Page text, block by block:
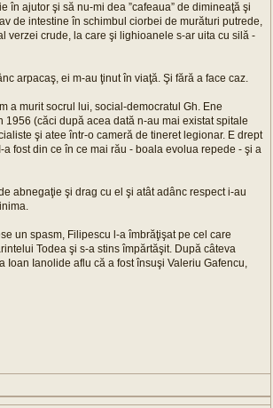
în ajutor şi să nu-mi dea ”cafeaua” de dimineaţă şi
de intestine în schimbul ciorbei de murături putrede,
verzei crude, la care şi lighioanele s-ar uita cu silă -
arpacaş, ei m-au ţinut în viaţă. Şi fără a face caz.
a murit socrul lui, social-democratul Gh. Ene
(căci după acea dată n-au mai existat spitale
şi atee într-o cameră de tineret legionar. E drept
fost din ce în ce mai rău - boala evolua repede - şi a
abnegaţie şi drag cu el şi atât adânc respect i-au
un spasm, Filipescu l-a îmbrăţişat pe cel care
Todea şi s-a stins împărtăşit. După câteva
Ianolide aflu că a fost însuşi Valeriu Gafencu,